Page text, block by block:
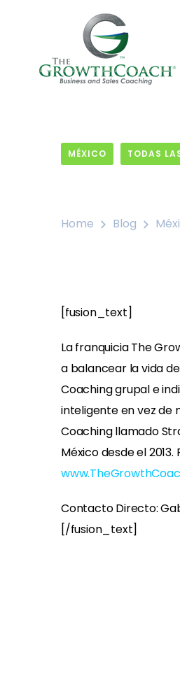
MÉXICO TODAS
Home Blog
[fusion_text]
La franquicia The
a balancear la vida
Coaching grupal e
inteligente en vez de
Coaching llamado
México desde el
Contacto Directo:
[/fusion_text]